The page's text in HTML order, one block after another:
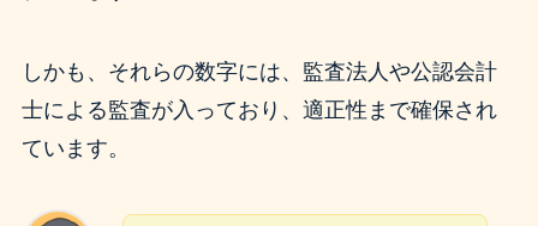
しかも、それらの数字には、監査法人や公認会計
士による監査が入っており、適正性まで確保され
ています。